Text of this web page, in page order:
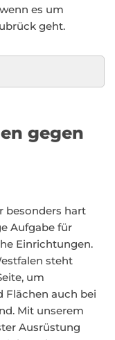
es um
geht.
gegen
besonders hart
Aufgabe für
Einrichtungen.
steht
um
Flächen auch bei
Mit unserem
Ausrüstung